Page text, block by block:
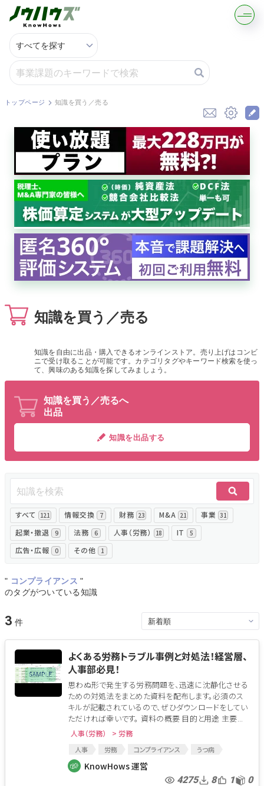
記事・コラムを読む
解決策を募集する
知識を買う／売る
契約書ひな型を探す
専門家に電話する
無料で株価を算定
資本政策を無料でお試し
無料でアンケート
匿名360°評価
ちょこっと相談とは？
新規会員登録
ログイン
トップページ 知識を買う／売る
知識を買う／売る
知識を自由に出品・購入できるオンラインストア。売り上げはコンビ
ニで受け取ることが可能です。カテゴリタグやキーワード検索を使っ
て、興味のある知識を探してみましょう。
知識を買う／売るへ
出品
知識を出品する
すべて 121 情報交換 7 財務 23 M&A 21 事業 31
起業・撤退 9 法務 6 人事（労務） 18 IT 5
広告・広報 0 その他 1
" コンプライアンス "
のタグがついている知識
3
よくある労務トラブル事例と対処法！経営層、
人事部必見！
思わぬ形で発生する労務問題を、迅速に沈静化させる
ための対処法をまとめた資料を配布します。必須のス
キルが記載されているので、ぜひダウンロードをしてい
ただければ幸いです。 資料の概要 目的と用途 主要...
人事（労務） > 労務
人事 労務 コンプライアンス
うつ病
トラブル
解雇
KnowHows 運営
4275 8 1 0